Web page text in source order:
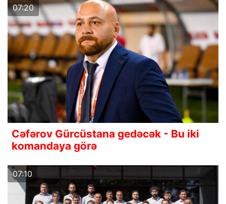
07:20
Cəfərov Gürcüstana gedəcək - Bu iki
komandaya görə
07:10